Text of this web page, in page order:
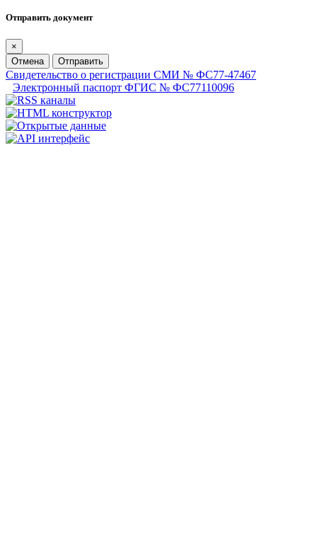
Отправить документ
×
Отмена
Отправить
Свидетельство о регистрации СМИ № ФС77-47467
Электронный паспорт ФГИС № ФС77110096